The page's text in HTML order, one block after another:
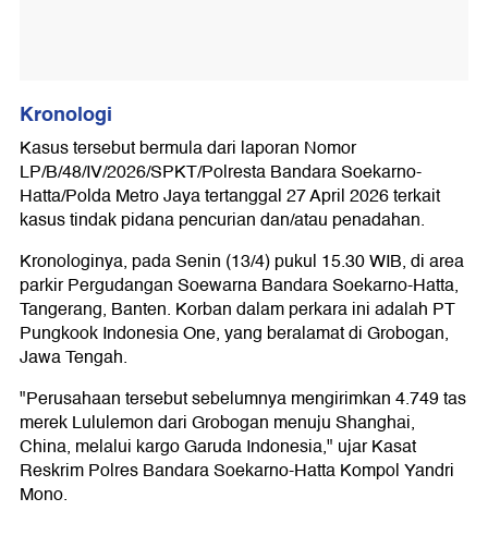
Kronologi
Kasus tersebut bermula dari laporan Nomor
LP/B/48/IV/2026/SPKT/Polresta Bandara Soekarno-
Hatta/Polda Metro Jaya tertanggal 27 April 2026 terkait
kasus tindak pidana pencurian dan/atau penadahan.
Kronologinya, pada Senin (13/4) pukul 15.30 WIB, di area
parkir Pergudangan Soewarna Bandara Soekarno-Hatta,
Tangerang, Banten. Korban dalam perkara ini adalah PT
Pungkook Indonesia One, yang beralamat di Grobogan,
Jawa Tengah.
"Perusahaan tersebut sebelumnya mengirimkan 4.749 tas
merek Lululemon dari Grobogan menuju Shanghai,
China, melalui kargo Garuda Indonesia," ujar Kasat
Reskrim Polres Bandara Soekarno-Hatta Kompol Yandri
Mono.